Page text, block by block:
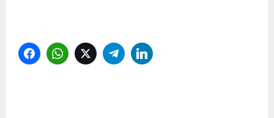
FacebookWhatsAppTwitterTelegram